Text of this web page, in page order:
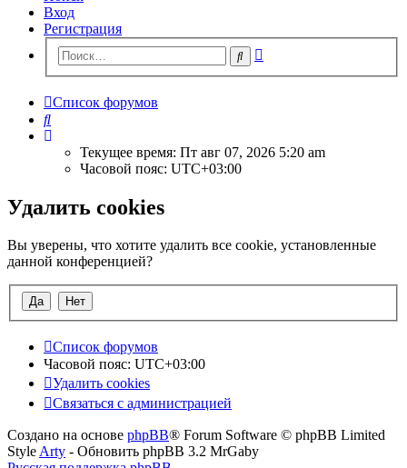
Вход
Регистрация
Поиск
Список форумов
Поиск
Текущее время: Пт авг 07, 2026 5:20 am
Часовой пояс: UTC+03:00
Удалить cookies
Вы уверены, что хотите удалить все cookie, установленные
данной конференцией?
Список форумов
Часовой пояс: UTC+03:00
Удалить cookies
Связаться с администрацией
Создано на основе phpBB® Forum Software © phpBB Limited
Style Arty - Обновить phpBB 3.2 MrGaby